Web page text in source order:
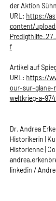
der Aktion
URL: https://
content/
f
Artikel auf
URL: https://
our-sur-glane-
weltkrieg-a-
Dr. Andrea
Historikerin |
Historienne |
linkedin /